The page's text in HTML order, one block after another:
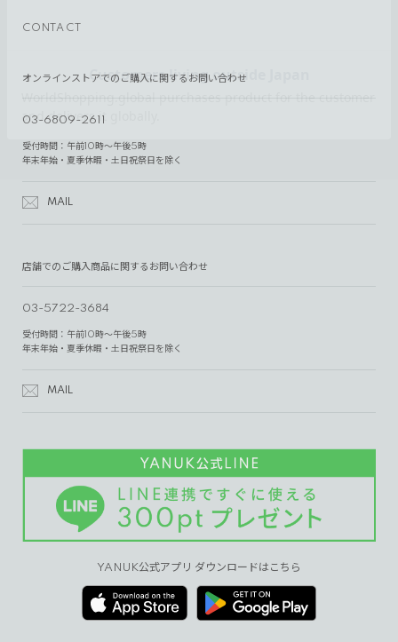
CONTACT
オンラインストアでのご購入に関するお問い合わせ
03-6809-2611
受付時間：午前10時～午後5時
年末年始・夏季休暇・土日祝祭日を除く
MAIL
店舗でのご購入商品に関するお問い合わせ
03-5722-3684
受付時間：午前10時～午後5時
年末年始・夏季休暇・土日祝祭日を除く
MAIL
YANUK公式アプリ ダウンロードはこちら